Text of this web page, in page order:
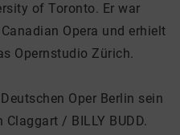
of Toronto. Er war
Opera und erhielt
Opernstudio Zürich.
Oper Berlin sein
/ BILLY BUDD.